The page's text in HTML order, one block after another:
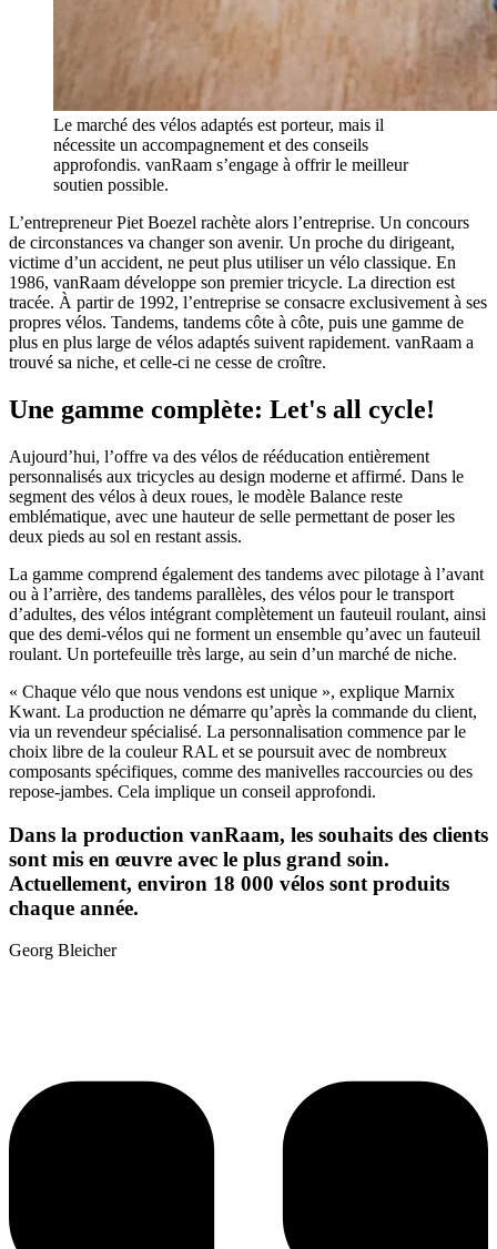
Le marché des vélos adaptés est porteur, mais il
nécessite un accompagnement et des conseils
approfondis. vanRaam s’engage à offrir le meilleur
soutien possible.
L’entrepreneur Piet Boezel rachète alors l’entreprise. Un concours
de circonstances va changer son avenir. Un proche du dirigeant,
victime d’un accident, ne peut plus utiliser un vélo classique. En
1986, vanRaam développe son premier tricycle. La direction est
tracée. À partir de 1992, l’entreprise se consacre exclusivement à ses
propres vélos. Tandems, tandems côte à côte, puis une gamme de
plus en plus large de vélos adaptés suivent rapidement. vanRaam a
trouvé sa niche, et celle-ci ne cesse de croître.
Une gamme complète: Let's all cycle!
Aujourd’hui, l’offre va des vélos de rééducation entièrement
personnalisés aux tricycles au design moderne et affirmé. Dans le
segment des vélos à deux roues, le modèle Balance reste
emblématique, avec une hauteur de selle permettant de poser les
deux pieds au sol en restant assis.
La gamme comprend également des tandems avec pilotage à l’avant
ou à l’arrière, des tandems parallèles, des vélos pour le transport
d’adultes, des vélos intégrant complètement un fauteuil roulant, ainsi
que des demi-vélos qui ne forment un ensemble qu’avec un fauteuil
roulant. Un portefeuille très large, au sein d’un marché de niche.
« Chaque vélo que nous vendons est unique », explique Marnix
Kwant. La production ne démarre qu’après la commande du client,
via un revendeur spécialisé. La personnalisation commence par le
choix libre de la couleur RAL et se poursuit avec de nombreux
composants spécifiques, comme des manivelles raccourcies ou des
repose-jambes. Cela implique un conseil approfondi.
Dans la production vanRaam, les souhaits des clients
sont mis en œuvre avec le plus grand soin.
Actuellement, environ 18 000 vélos sont produits
chaque année.
Georg Bleicher